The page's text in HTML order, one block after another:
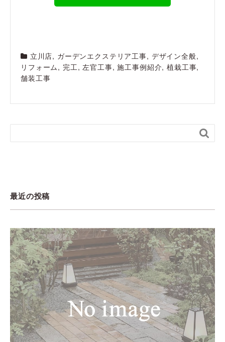
立川店, ガーデンエクステリア工事, デザイン全般,
リフォーム, 完工,左官工事,施工事例紹介,植栽工事,
舗装工事

最近の投稿